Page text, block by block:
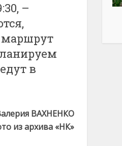
–
маршрут
в
ВАХНЕНКО
из архива «НК»